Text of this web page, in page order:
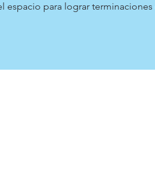
para lograr terminaciones